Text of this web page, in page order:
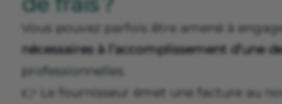
Vous pouvez parfois être amené à
nécessaires à l’accomplissement d’une
professionnelles.
👉 Le fournisseur émet une facture au